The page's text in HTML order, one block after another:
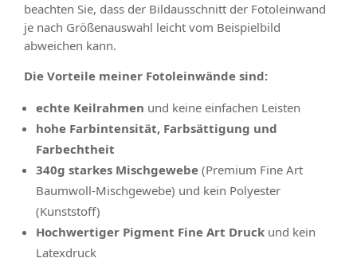
beachten Sie, dass der Bildausschnitt der Fotoleinwand
je nach Größenauswahl leicht vom Beispielbild
abweichen kann.
Die Vorteile meiner Fotoleinwände sind:
echte Keilrahmen und keine einfachen Leisten
hohe Farbintensität, Farbsättigung und
Farbechtheit
340g starkes Mischgewebe (Premium Fine Art
Baumwoll-Mischgewebe) und kein Polyester
(Kunststoff)
Hochwertiger Pigment Fine Art Druck und kein
Latexdruck